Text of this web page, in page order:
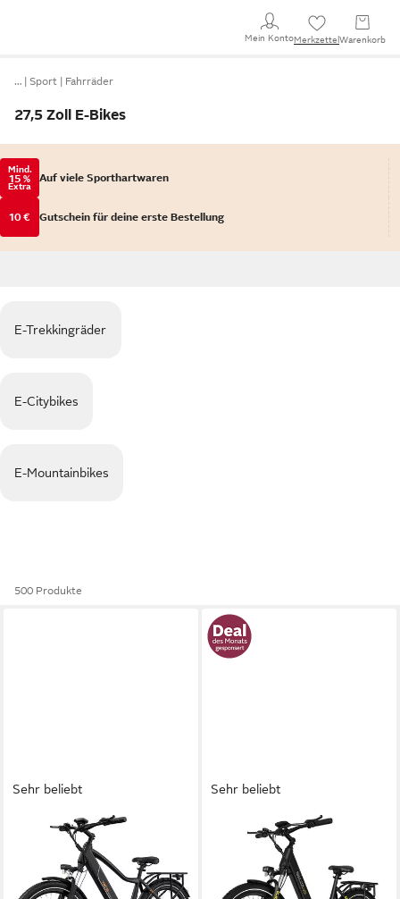
Mein KontoMerkzettel Warenkorb
… Sport Fahrräder
27,5 Zoll E-Bikes
Mind.
15 %
Extra
Auf viele Sporthartwaren
10 € Gutschein für deine erste Bestellung
E-Trekkingräder
E-Citybikes
E-Mountainbikes
500 Produkte
Sehr beliebt
E-Bike Pedelec G5 für Stadt
und Gelände,27,5Zoll Herren
Elektrofahrrad,13Ah,60-100
Sehr beliebt
E-Bike Pedelec G6 für Stadt
und Gelände,27,5 Zoll Damen
Elektrofahrrad,13Ah,60-100